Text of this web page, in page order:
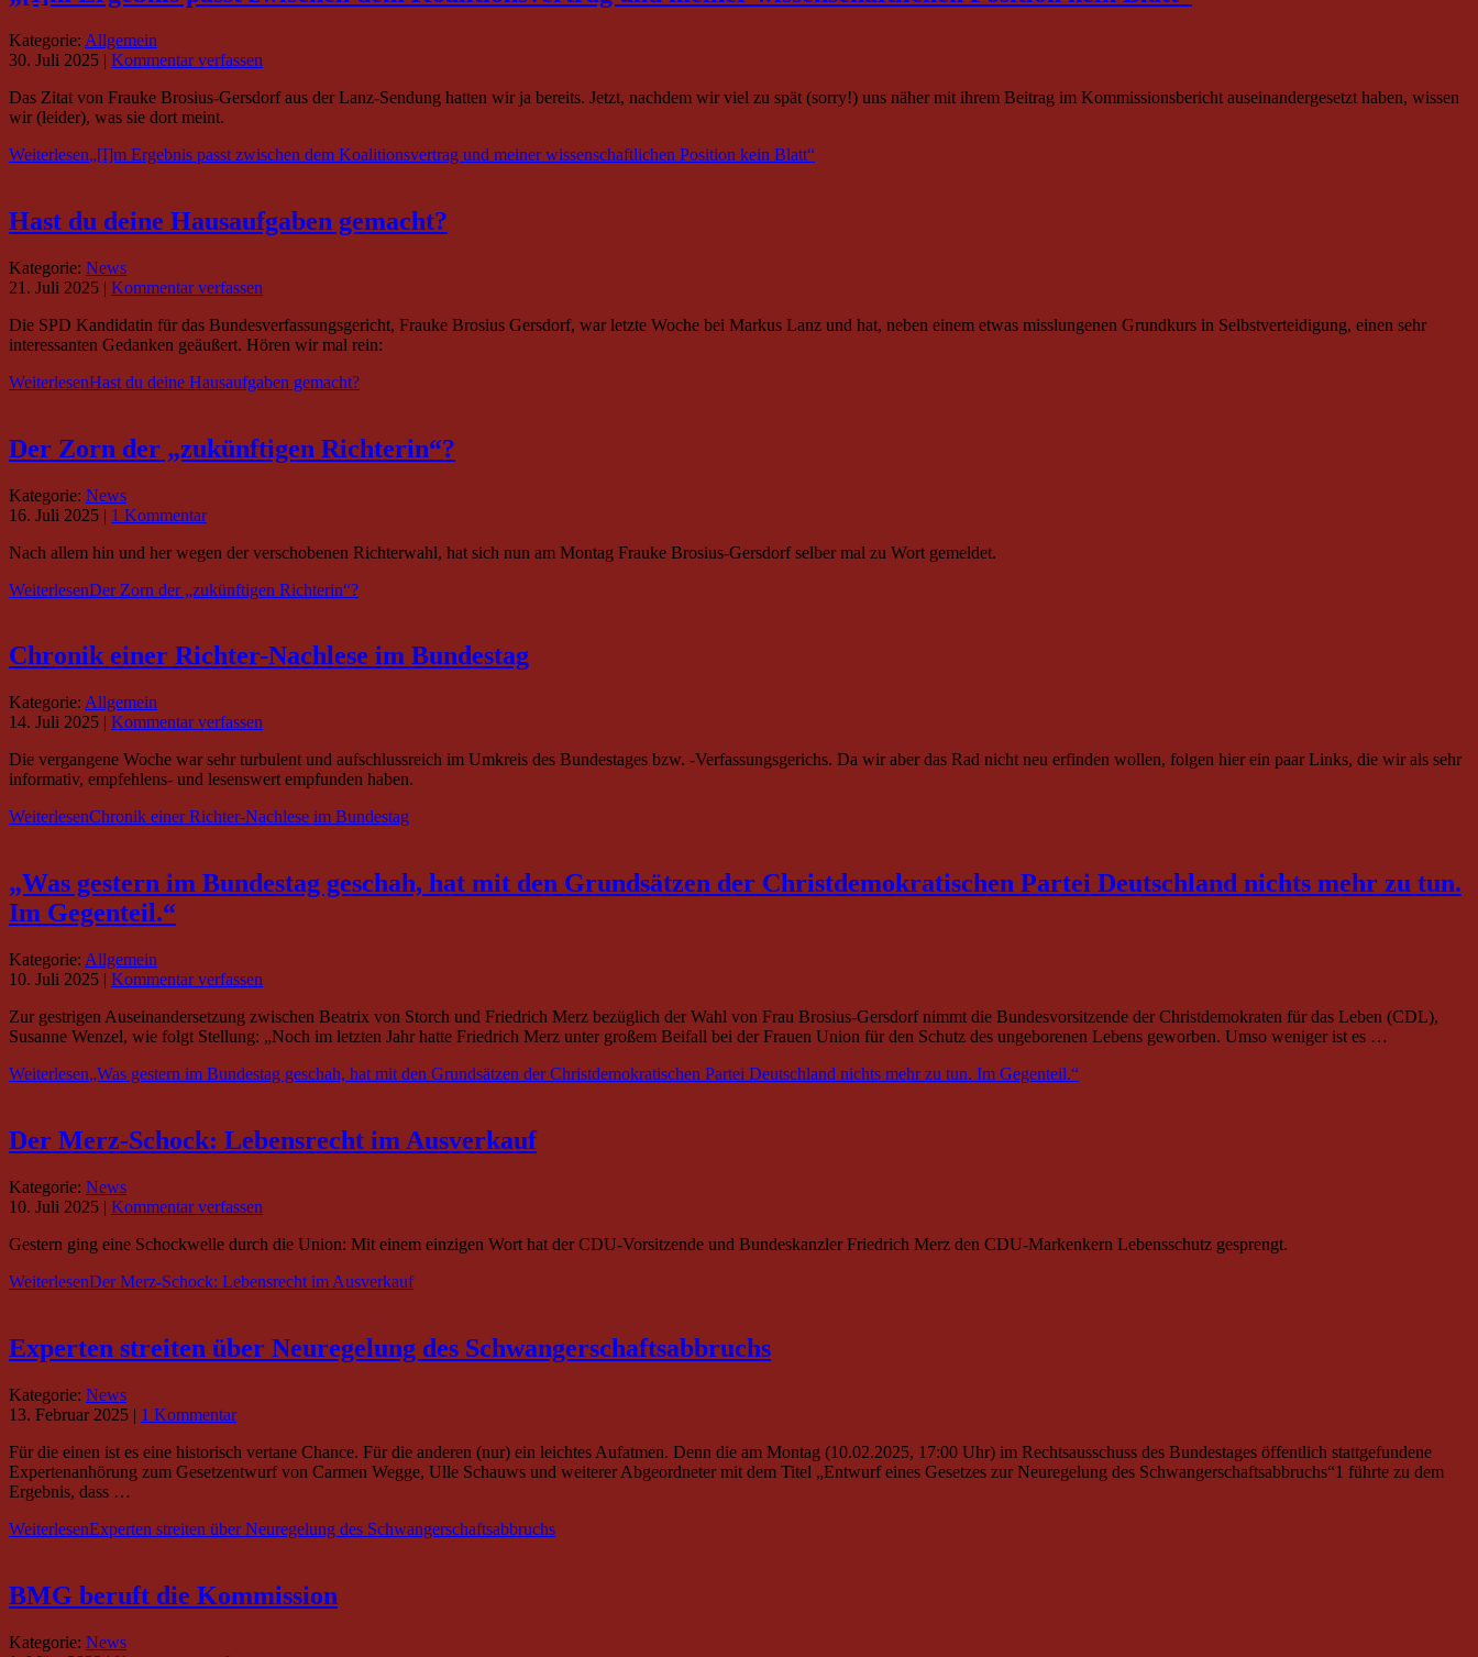
Kategorie: Allgemein
30. Juli 2025 | Kommentar verfassen
Das Zitat von Frauke Brosius-Gersdorf aus der Lanz-Sendung hatten wir ja bereits. Jetzt, nachdem wir viel zu spät (sorry!) uns näher mit ihrem Beitrag im Kommissionsbericht auseinandergesetzt haben, wissen
wir (leider), was sie dort meint.
Weiterlesen„[I]m Ergebnis passt zwischen dem Koalitionsvertrag und meiner wissenschaftlichen Position kein Blatt“
Hast du deine Hausaufgaben gemacht?
Kategorie: News
21. Juli 2025 | Kommentar verfassen
Die SPD Kandidatin für das Bundesverfassungsgericht, Frauke Brosius Gersdorf, war letzte Woche bei Markus Lanz und hat, neben einem etwas misslungenen Grundkurs in Selbstverteidigung, einen sehr
interessanten Gedanken geäußert. Hören wir mal rein:
WeiterlesenHast du deine Hausaufgaben gemacht?
Der Zorn der „zukünftigen Richterin“?
Kategorie: News
16. Juli 2025 | 1 Kommentar
Nach allem hin und her wegen der verschobenen Richterwahl, hat sich nun am Montag Frauke Brosius-Gersdorf selber mal zu Wort gemeldet.
WeiterlesenDer Zorn der „zukünftigen Richterin“?
Chronik einer Richter-Nachlese im Bundestag
Kategorie: Allgemein
14. Juli 2025 | Kommentar verfassen
Die vergangene Woche war sehr turbulent und aufschlussreich im Umkreis des Bundestages bzw. -Verfassungsgerichs. Da wir aber das Rad nicht neu erfinden wollen, folgen hier ein paar Links, die wir als sehr
informativ, empfehlens- und lesenswert empfunden haben.
WeiterlesenChronik einer Richter-Nachlese im Bundestag
„Was gestern im Bundestag geschah, hat mit den Grundsätzen der Christdemokratischen Partei Deutschland nichts mehr zu tun.
Im Gegenteil.“
Kategorie: Allgemein
10. Juli 2025 | Kommentar verfassen
Zur gestrigen Auseinandersetzung zwischen Beatrix von Storch und Friedrich Merz bezüglich der Wahl von Frau Brosius-Gersdorf nimmt die Bundesvorsitzende der Christdemokraten für das Leben (CDL),
Susanne Wenzel, wie folgt Stellung: „Noch im letzten Jahr hatte Friedrich Merz unter großem Beifall bei der Frauen Union für den Schutz des ungeborenen Lebens geworben. Umso weniger ist es …
Weiterlesen„Was gestern im Bundestag geschah, hat mit den Grundsätzen der Christdemokratischen Partei Deutschland nichts mehr zu tun. Im Gegenteil.“
Der Merz-Schock: Lebensrecht im Ausverkauf
Kategorie: News
10. Juli 2025 | Kommentar verfassen
Gestern ging eine Schockwelle durch die Union: Mit einem einzigen Wort hat der CDU-Vorsitzende und Bundeskanzler Friedrich Merz den CDU-Markenkern Lebensschutz gesprengt.
WeiterlesenDer Merz-Schock: Lebensrecht im Ausverkauf
Experten streiten über Neu­regelung des Schwanger­schaftsabbruchs
Kategorie: News
13. Februar 2025 | 1 Kommentar
Für die einen ist es eine historisch vertane Chance. Für die anderen (nur) ein leichtes Aufatmen. Denn die am Montag (10.02.2025, 17:00 Uhr) im Rechtsausschuss des Bundestages öffentlich stattgefundene
Expertenanhörung zum Gesetzentwurf von Carmen Wegge, Ulle Schauws und weiterer Abgeordneter mit dem Titel „Entwurf eines Gesetzes zur Neuregelung des Schwangerschaftsabbruchs“1 führte zu dem
Ergebnis, dass …
WeiterlesenExperten streiten über Neu­regelung des Schwanger­schaftsabbruchs
BMG beruft die Kommission
Kategorie: News